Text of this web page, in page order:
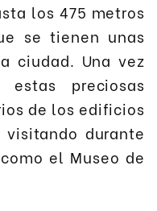
los 475 metros
se tienen unas
ciudad. Una vez
preciosas
de los edificios
durante
el Museo de